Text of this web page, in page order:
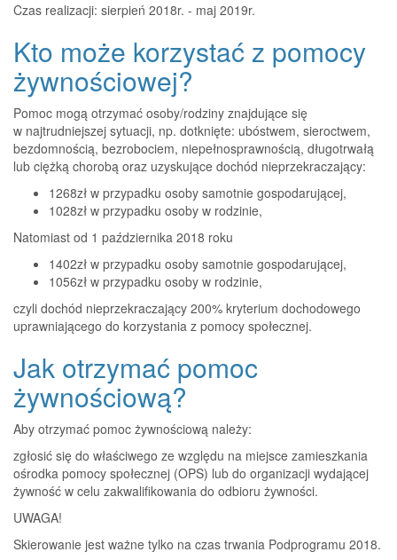
Czas realizacji: sierpień 2018r. - maj 2019r.
Kto może korzystać z pomocy
żywnościowej?
Pomoc mogą otrzymać osoby/rodziny znajdujące się
w najtrudniejszej sytuacji, np. dotknięte: ubóstwem, sieroctwem,
bezdomnością, bezrobociem, niepełnosprawnością, długotrwałą
lub ciężką chorobą oraz uzyskujące dochód nieprzekraczający:
1268zł w przypadku osoby samotnie gospodarującej,
1028zł w przypadku osoby w rodzinie,
Natomiast od 1 października 2018 roku
1402zł w przypadku osoby samotnie gospodarującej,
1056zł w przypadku osoby w rodzinie,
czyli dochód nieprzekraczający 200% kryterium dochodowego
uprawniającego do korzystania z pomocy społecznej.
Jak otrzymać pomoc
żywnościową?
Aby otrzymać pomoc żywnościową należy:
zgłosić się do właściwego ze względu na miejsce zamieszkania
ośrodka pomocy społecznej (OPS) lub do organizacji wydającej
żywność w celu zakwalifikowania do odbioru żywności.
UWAGA!
Skierowanie jest ważne tylko na czas trwania Podprogramu 2018.